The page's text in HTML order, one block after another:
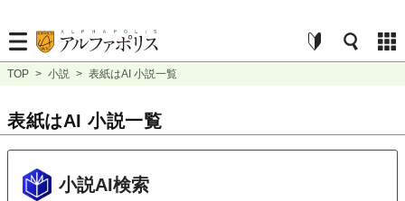
TOP > 小説 > 表紙はAI 小説一覧
表紙はAI 小説一覧
小説AI検索